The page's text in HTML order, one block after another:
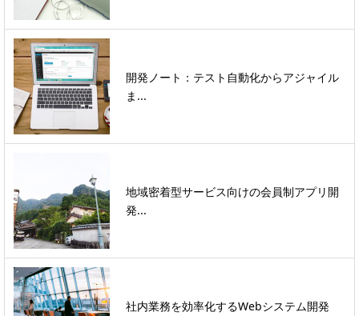
開発ノート：テスト自動化からアジャイル
ま...
地域密着型サービス向けの会員制アプリ開
発...
社内業務を効率化するWebシステム開発